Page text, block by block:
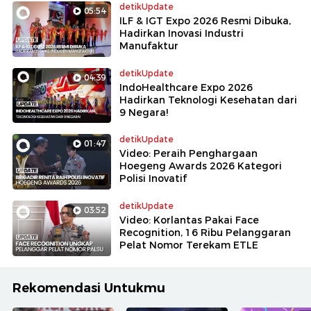
05:54 detikUpdate
ILF & IGT Expo 2026 Resmi Dibuka,
Hadirkan Inovasi Industri
Manufaktur
04:39 detikUpdate
IndoHealthcare Expo 2026
Hadirkan Teknologi Kesehatan dari
9 Negara!
01:47 detikUpdate
Video: Peraih Penghargaan
Hoegeng Awards 2026 Kategori
Polisi Inovatif
03:52 detikUpdate
Video: Korlantas Pakai Face
Recognition, 16 Ribu Pelanggaran
Pelat Nomor Terekam ETLE
Rekomendasi Untukmu